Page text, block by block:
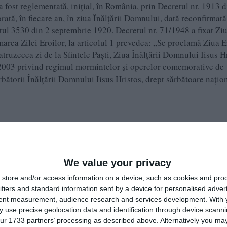
We value your privacy
store and/or access information on a device, such as cookies and
and standard information sent by a device for personalised
measurement, audience research and services development. With
use precise geolocation data and identification through device
1733 partners’ processing as described above. Alternatively you
reglementată, inițial, în România, prin Decretul nr. 1913
în fiecare an, în ziua Înălțării Domnului, dată
3530 din 2 septembrie 1920. Decretul nr. 71/1948 a fixat
Zilei Eroilor, la articolul 1 prevedea: „Se proclamă Ziua
zi de la Sfintele Paști, Ziua Înălțării Domnului Iisus
privind regimul mormintelor și operelor comemorative de
Înălțării Domnului Iisus Hristos, drept sărbătoare
la toate instituţiile cât şi la casele particulare.
şi geamie.
la primărie unde împreună cu toţi funcţionarii vor merge la
toţi locuitorii din sat indiferent de confesiune sau